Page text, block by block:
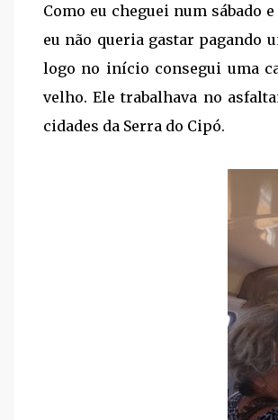
Como eu cheguei num sábado
eu não queria gastar pagando
logo no início consegui uma
velho. Ele trabalhava no
cidades da Serra do Cipó.